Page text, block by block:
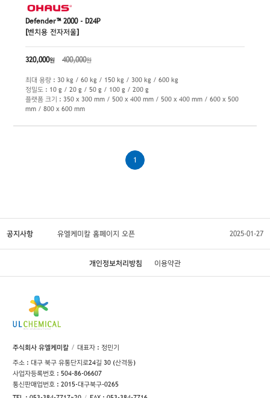
Defender™ 2000 - D24P
[벤치용 전자저울]
320,000원 400,000원
최대 용량 : 30 kg / 60 kg / 150 kg / 300 kg / 600 kg
정밀도 : 10 g / 20 g / 50 g / 100 g / 200 g
플랫폼 크기 : 350 x 300 mm / 500 x 400 mm / 500 x 400 mm / 600 x 500
mm / 800 x 600 mm
1
공지사항 유엘케미칼 홈페이지 오픈 2025-01-27
개인정보처리방침 이용약관
주식회사 유엘케미칼
대표자 : 정민기
주소 : 대구 북구 유통단지로24길 30 (산격동)
사업자등록번호 : 504-86-06607
통신판매업번호 : 2015-대구북구-0265